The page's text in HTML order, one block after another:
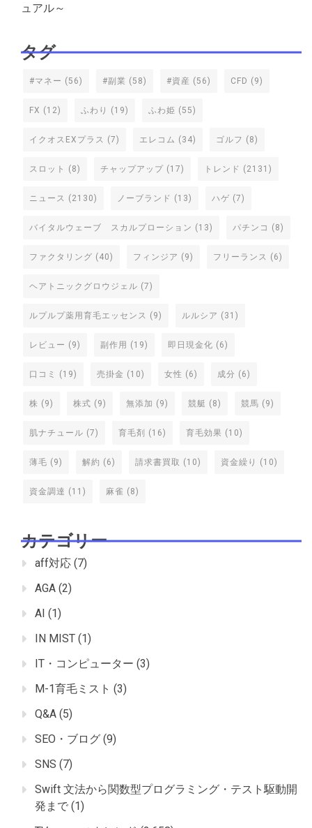
ュアル～
タグ
#マネー (56) #副業 (58) #資産 (56) CFD (9)
FX (12) ふわり (19) ふわ姫 (55)
イクオスEXプラス (7) エレコム (34) ゴルフ (8)
スロット (8) チャップアップ (17) トレンド (2131)
ニュース (2130) ノーブランド (13) ハゲ (7)
バイタルウェーブ スカルプローション (13) パチンコ (8)
ファクタリング (40) フィンジア (9) フリーランス (6)
ヘアトニックグロウジェル (7)
ルプルプ薬用育毛エッセンス (9) ルルシア (31)
レビュー (9) 副作用 (19) 即日現金化 (6)
口コミ (19) 売掛金 (10) 女性 (6) 成分 (6)
株 (9) 株式 (9) 無添加 (9) 競艇 (8) 競馬 (9)
肌ナチュール (7) 育毛剤 (16) 育毛効果 (10)
薄毛 (9) 解約 (6) 請求書買取 (10) 資金繰り (10)
資金調達 (11) 麻雀 (8)
カテゴリー
aff対応 (7)
AGA (2)
AI (1)
IN MIST (1)
IT・コンピューター (3)
M-1育毛ミスト (3)
Q&A (5)
SEO・ブログ (9)
SNS (7)
Swift 文法から関数型プログラミング・テスト駆動開
発まで (1)